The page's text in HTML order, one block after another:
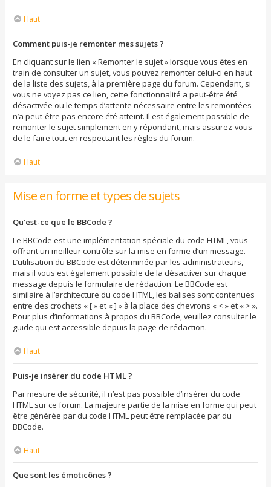
Haut
Comment puis-je remonter mes sujets ?
En cliquant sur le lien « Remonter le sujet » lorsque vous êtes en
train de consulter un sujet, vous pouvez remonter celui-ci en haut
de la liste des sujets, à la première page du forum. Cependant, si
vous ne voyez pas ce lien, cette fonctionnalité a peut-être été
désactivée ou le temps d’attente nécessaire entre les remontées
n’a peut-être pas encore été atteint. Il est également possible de
remonter le sujet simplement en y répondant, mais assurez-vous
de le faire tout en respectant les règles du forum.
Haut
Mise en forme et types de sujets
Qu’est-ce que le BBCode ?
Le BBCode est une implémentation spéciale du code HTML, vous
offrant un meilleur contrôle sur la mise en forme d’un message.
L’utilisation du BBCode est déterminée par les administrateurs,
mais il vous est également possible de la désactiver sur chaque
message depuis le formulaire de rédaction. Le BBCode est
similaire à l’architecture du code HTML, les balises sont contenues
entre des crochets « [ » et « ] » à la place des chevrons « < » et « > ».
Pour plus d’informations à propos du BBCode, veuillez consulter le
guide qui est accessible depuis la page de rédaction.
Haut
Puis-je insérer du code HTML ?
Par mesure de sécurité, il n’est pas possible d’insérer du code
HTML sur ce forum. La majeure partie de la mise en forme qui peut
être générée par du code HTML peut être remplacée par du
BBCode.
Haut
Que sont les émoticônes ?